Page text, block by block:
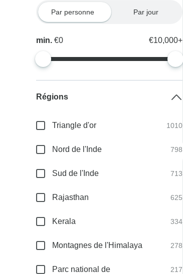
Par personne Par jour
min.€0 €10,000+
Régions
Triangle d'or 1010
Nord de l'Inde 798
Sud de l'Inde 713
Rajasthan 625
Kerala 334
Montagnes de l'Himalaya 278
Parc national de
217